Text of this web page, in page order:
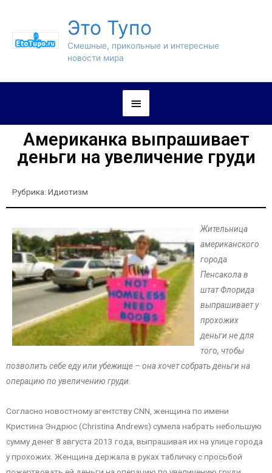
Это Тупо
Смешные, прикольные и интересные
новости мира
Американка выпрашивает
деньги на увеличение груди
Рубрика: Идиотизм
Жительница
американского
города
Пенсакола в
штат Флорида
выпрашивает у
прохожих
деньги не для
того, чтобы
позволить себе еду или убежище – она хочет собрать деньги на
операцию по увеличению груди.
Согласно новостному агентству CNN, женщина по имени
Кристина Эндрюс (Christina Andrews) сумела набрать небольшую
сумму денег 8 августа 2013 года, выпрашивая их на улице города
у прохожих. Женщина держала в руках табличку с просьбой